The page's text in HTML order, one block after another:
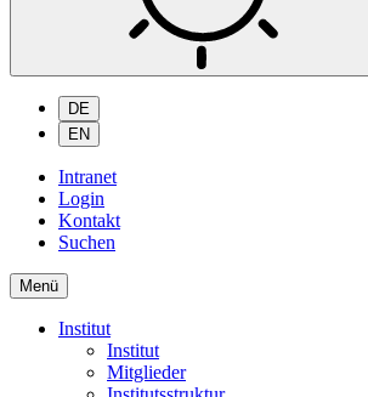
DE
EN
Intranet
Login
Kontakt
Suchen
Menü
Institut
Institut
Mitglieder